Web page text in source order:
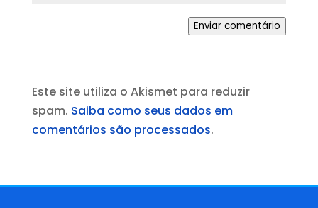
Enviar comentário
Este site utiliza o Akismet para reduzir
spam. Saiba como seus dados em
comentários são processados.